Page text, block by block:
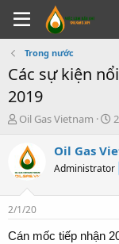
Trong nước
Các sự kiện
2019
T
e
a
s
t
a
Oil Gas Vietnam
à
g
Oil Gas
Administrator
2/1/20
Cán mốc tiếp nhận